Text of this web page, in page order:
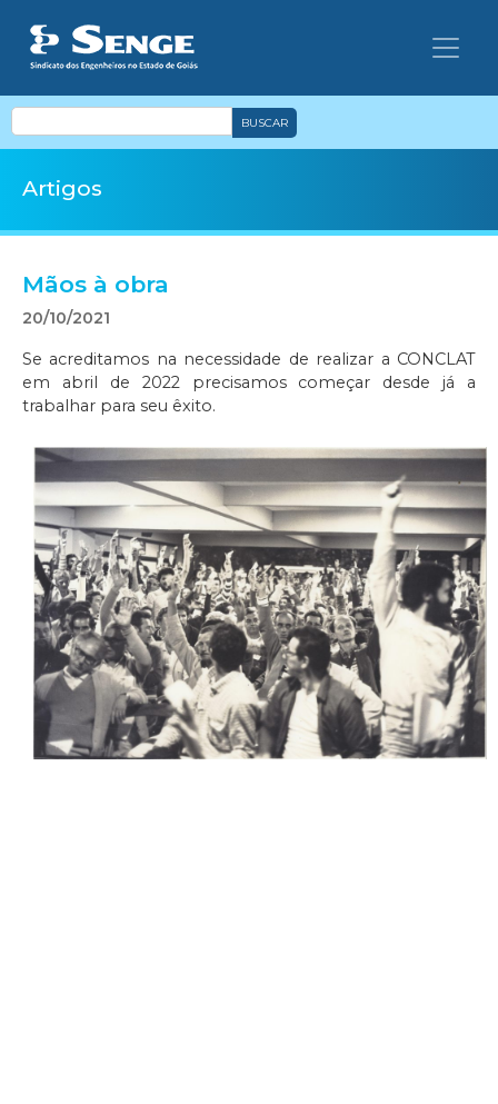
BUSCAR
Artigos
Mãos à obra
20/10/2021
Se acreditamos na necessidade de realizar a CONCLAT
em abril de 2022 precisamos começar desde já a
trabalhar para seu êxito.